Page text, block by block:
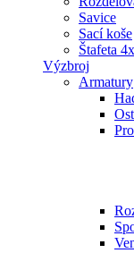
Savice
Sací koše
Štafeta
Výzbroj
Armatury